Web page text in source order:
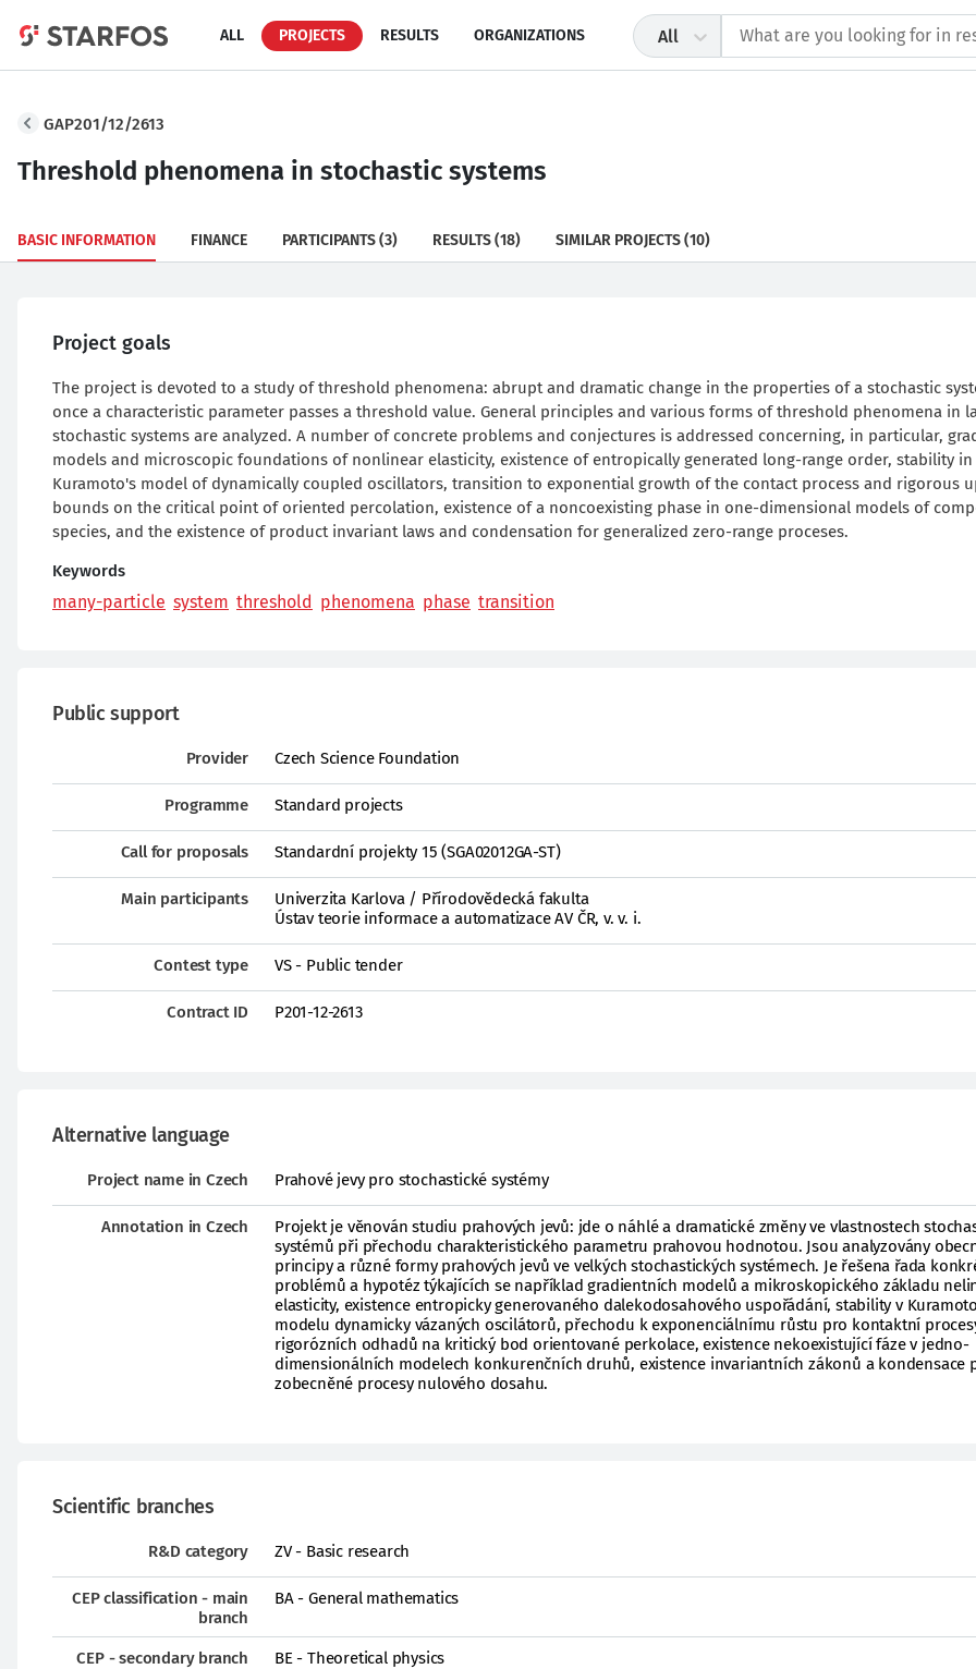
ALL PROJECTS RESULTS ORGANIZATIONS All
GAP201/12/2613
Threshold phenomena in stochastic systems
BASIC INFORMATION FINANCE PARTICIPANTS(3) RESULTS(18) SIMILAR PROJECTS(10)
Project goals
The project is devoted to a study of threshold phenomena: abrupt and dramatic change in the properties of a stochastic
once a characteristic parameter passes a threshold value. General principles and various forms of threshold phenomena in
stochastic systems are analyzed. A number of concrete problems and conjectures is addressed concerning, in particular,
models and microscopic foundations of nonlinear elasticity, existence of entropically generated long-range order, stability
Kuramoto's model of dynamically coupled oscillators, transition to exponential growth of the contact process and rigorous
bounds on the critical point of oriented percolation, existence of a noncoexisting phase in one-dimensional models of
species, and the existence of product invariant laws and condensation for generalized zero-range proceses.
Keywords
many-particle system threshold phenomena phase transition
Public support
Provider Czech Science Foundation
Programme Standard projects
Call for proposals Standardní projekty 15 (SGA02012GA-ST)
Main participants
Univerzita Karlova / Přírodovědecká fakulta
Ústav teorie informace a automatizace AV ČR, v. v. i.
Contest type VS - Public tender
Contract ID P201-12-2613
Alternative language
Project name in Czech Prahové jevy pro stochastické systémy
Annotation in Czech
Projekt je věnován studiu prahových jevů: jde o náhlé a dramatické změny ve vlastnostech
systémů při přechodu charakteristického parametru prahovou hodnotou. Jsou analyzovány
principy a různé formy prahových jevů ve velkých stochastických systémech. Je řešena řada
problémů a hypotéz týkajících se například gradientních modelů a mikroskopického základu
elasticity, existence entropicky generovaného dalekodosahového uspořádání, stability v
modelu dynamicky vázaných oscilátorů, přechodu k exponenciálnímu růstu pro kontaktní
rigorózních odhadů na kritický bod orientované perkolace, existence nekoexistující fáze v jedno-
dimensionálních modelech konkurenčních druhů, existence invariantních zákonů a kondensace
zobecněné procesy nulového dosahu.
Scientific branches
R&D category ZV - Basic research
CEP classification - main
branch
BA - General mathematics
CEP - secondary branch BE - Theoretical physics